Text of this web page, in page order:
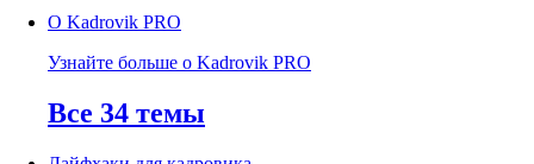
О Kadrovik PRO
Узнайте больше о Kadrovik PRO
Все 34 темы